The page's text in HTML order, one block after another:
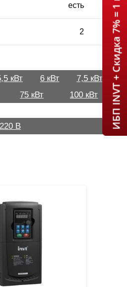
есть
2
кВт 6 кВт
7,5 кВт
75 кВт 100 кВт
220 В ИБП INVT + Скидка 7% = 1 мин!